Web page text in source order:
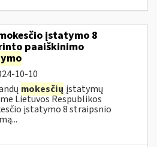
įstatymo 8
paaiškinimo
10-10
mokesčių įstatymų
Lietuvos Respublikos
įstatymo 8 straipsnio